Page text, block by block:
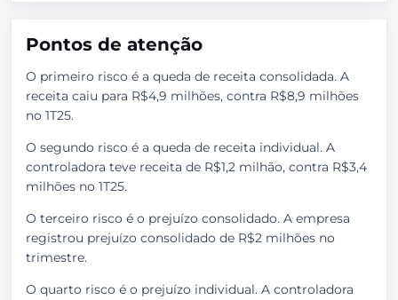
Pontos de atenção
O primeiro risco é a queda de receita consolidada. A
receita caiu para R$4,9 milhões, contra R$8,9 milhões
no 1T25.
O segundo risco é a queda de receita individual. A
controladora teve receita de R$1,2 milhão, contra R$3,4
milhões no 1T25.
O terceiro risco é o prejuízo consolidado. A empresa
registrou prejuízo consolidado de R$2 milhões no
trimestre.
O quarto risco é o prejuízo individual. A controladora